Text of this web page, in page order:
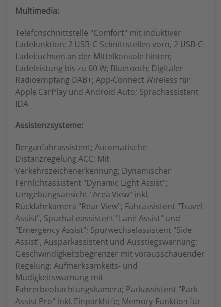
Multimedia:
Telefonschnittstelle "Comfort" mit induktiver
Ladefunktion; 2 USB-C-Schnittstellen vorn, 2 USB-C-
Ladebuchsen an der Mittelkonsole hinten;
Ladeleistung bis zu 60 W; Bluetooth; Digitaler
Radioempfang DAB+; App-Connect Wireless für
Apple CarPlay und Android Auto; Sprachassistent
IDA
Assistenzsysteme:
Berganfahrassistent; Automatische
Distanzregelung ACC; Mit
Verkehrszeichenerkennung; Dynamischer
Fernlichtassistent "Dynamic Light Assist";
Umgebungsansicht "Area View" inkl.
Rückfahrkamera "Rear View"; Fahrassistent "Travel
Assist", Spurhalteassistent "Lane Assist" und
"Emergency Assist"; Spurwechselassistent "Side
Assist", Ausparkassistent und Ausstiegswarnung;
Geschwindigkeitsbegrenzer mit vorausschauender
Regelung; Aufmerksamkeits- und
Müdigkeitswarnung mit
Fahrerbeobachtungskamera; Parkassistent "Park
Assist Pro" inkl. Einparkhilfe; Memory-Funktion für